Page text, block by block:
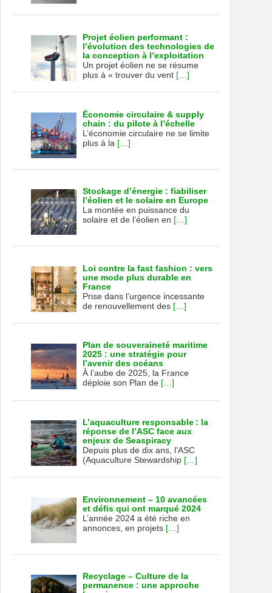
Projet éolien performant :
l’évolution des technologies de
la conception à l’exploitation
Un projet éolien ne se résume
plus à « trouver du vent […]
Économie circulaire & supply
chain : du pilote à l’échelle
L’économie circulaire ne se limite
plus à la […]
Stockage d’énergie : fiabiliser
l’éolien et le solaire en Europe
La montée en puissance du
solaire et de l’éolien en […]
Loi contre la fast fashion : vers
une mode plus durable en
France
Prise dans l’urgence incessante
de renouvellement des […]
Plan de souveraineté maritime
2025 : une stratégie pour
l’avenir des océans
À l’aube de 2025, la France
déploie son Plan de […]
L’aquaculture responsable : la
réponse de l’ASC face aux
enjeux de Seaspiracy
Depuis plus de dix ans, l’ASC
(Aquaculture Stewardship […]
Environnement – 10 avancées
et défis qui ont marqué 2024
L’année 2024 a été riche en
annonces, en projets […]
Recyclage – Culture de la
permanence : une approche